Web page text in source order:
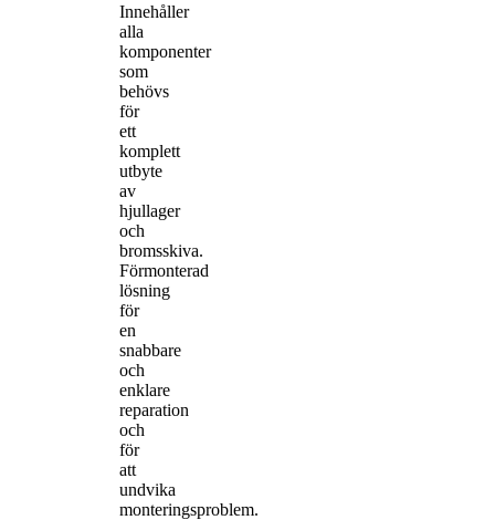
Innehåller
alla
komponenter
som
behövs
för
ett
komplett
utbyte
av
hjullager
och
bromsskiva.
Förmonterad
lösning
för
en
snabbare
och
enklare
reparation
och
för
att
undvika
monteringsproblem.